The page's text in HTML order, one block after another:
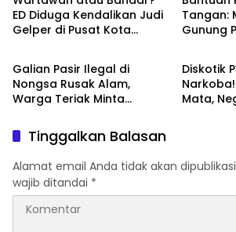
ED Diduga Kendalikan Judi
Gelper di Pusat Kota
Tangan:
Gunung
INVESTIGASI
Galian Pasir Ilegal di
Nongsa Rusak Alam,
Warga Teriak Minta
Diskotik
Mata,
Tinggalkan Balasan
Alamat email Anda tidak akan
wajib ditandai *